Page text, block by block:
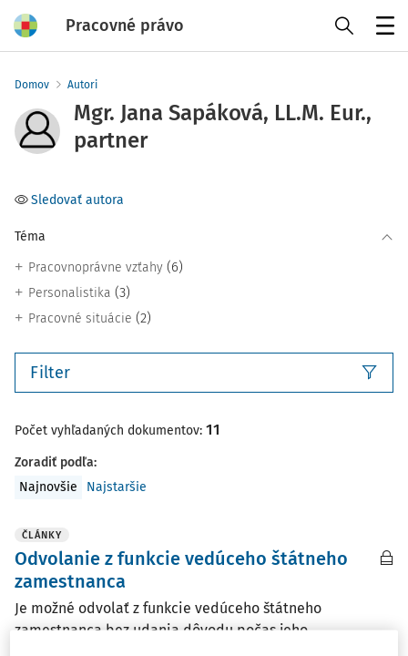
Pracovné právo
Domov Autori
Mgr. Jana Sapáková, LL.M. Eur.,
partner
Sledovať autora
Téma
Pracovnoprávne vzťahy (6)
Personalistika (3)
Pracovné situácie (2)
Filter
Počet vyhľadaných dokumentov: 11
Zoradiť podľa:
Najnovšie
Najstaršie
ČLÁNKY
Odvolanie z funkcie vedúceho štátneho
zamestnanca
Je možné odvolať z funkcie vedúceho štátneho
zamestnanca bez udania dôvodu počas jeho